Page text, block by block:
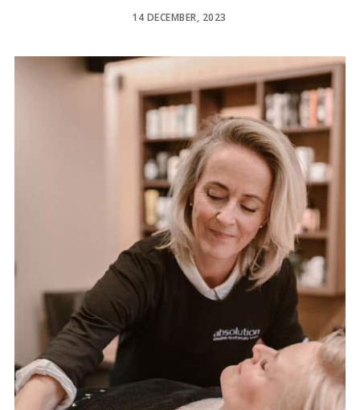
POSTED
14 DECEMBER, 2023